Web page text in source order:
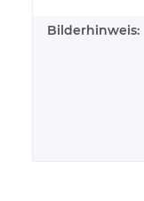
Bilderhinweis: